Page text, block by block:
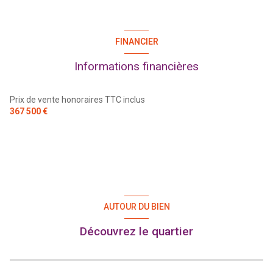
FINANCIER
Informations financières
Prix de vente honoraires TTC inclus
367 500 €
AUTOUR DU BIEN
Découvrez le quartier